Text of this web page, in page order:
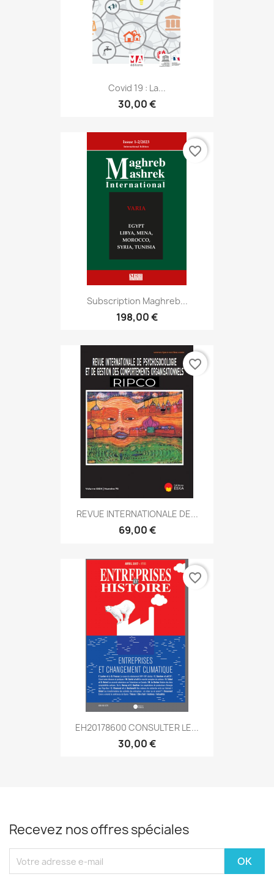
Covid 19 : La...
30,00 €
Subscription Maghreb...
198,00 €
favorite_border
REVUE INTERNATIONALE DE...
69,00 €
favorite_border
EH20178600 CONSULTER LE...
30,00 €
favorite_border
Recevez nos offres spéciales